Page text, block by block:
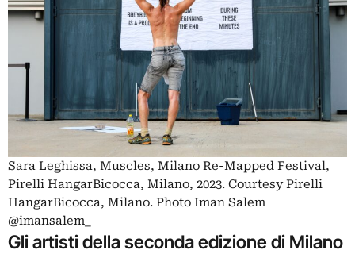
Sara Leghissa, Muscles, Milano Re-Mapped Festival,
Pirelli HangarBicocca, Milano, 2023. Courtesy Pirelli
HangarBicocca, Milano. Photo Iman Salem
@imansalem_
Gli artisti della seconda edizione di Milano